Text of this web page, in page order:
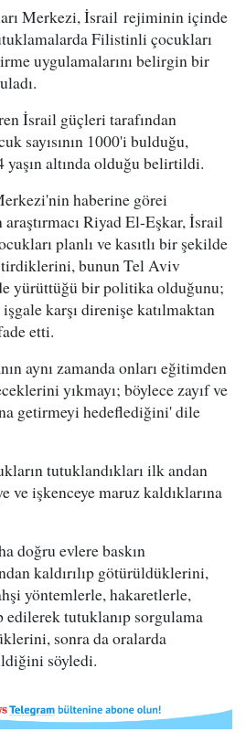
Merkezi, İsrail rejiminin içinde
Filistinli çocukları
uygulamalarını belirgin bir
İsrail güçleri tarafından
sayısının 1000'i bulduğu,
altında olduğu belirtildi.
haberine görei
Riyad El-Eşkar, İsrail
planlı ve kasıtlı bir şekilde
bunun Tel Aviv
yürüttüğü bir politika olduğunu;
işgale karşı direnişe katılmaktan
etti.
aynı zamanda onları eğitimden
yıkmayı; böylece zayıf ve
getirmeyi hedeflediğini' dile
tutuklandıkları ilk andan
ve işkenceye maruz kaldıklarına
doğru evlere baskın
kaldırılıp götürüldüklerini,
yöntemlerle, hakaretlerle,
tutuklanıp sorgulama
sonra da oralarda
söyledi.